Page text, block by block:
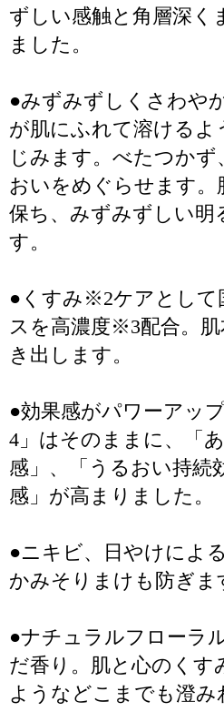
ずしい感触と角層深く
ました。
●みずみずしくさわや
が肌にふれて溶ける
じみます。べたつかず
おいをめぐらせます。
保ち、みずみずしい明
す。
●くすみ※2ケアとして
スを高濃度※3配合。肌
き出します。
●効果感がパワーアッ
4」はそのままに、「
感」、「うるおい持続
感」が高まりました。
●ニキビ、日やけによ
かみそりまけも防ぎま
●ナチュラルフローラ
だ香り。肌と心のくす
ようなどこまでも澄み